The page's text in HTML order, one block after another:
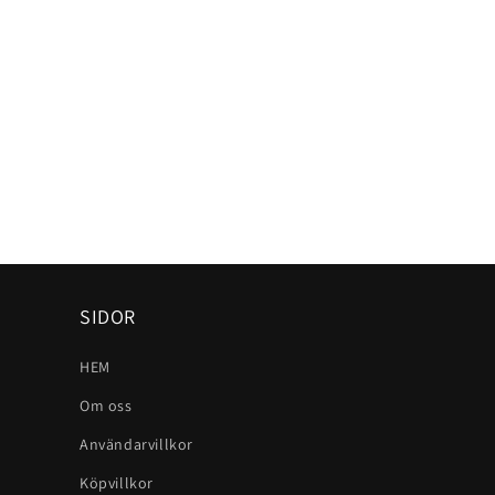
SIDOR
HEM
Om oss
Användarvillkor
Köpvillkor